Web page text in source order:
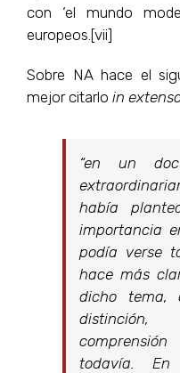
con ‘el mundo
europeos.[vii]
Sobre NA hace el
mejor citarlo in
“en un
había
importancia
podía verse
hace más
dicho tema,
todavía.